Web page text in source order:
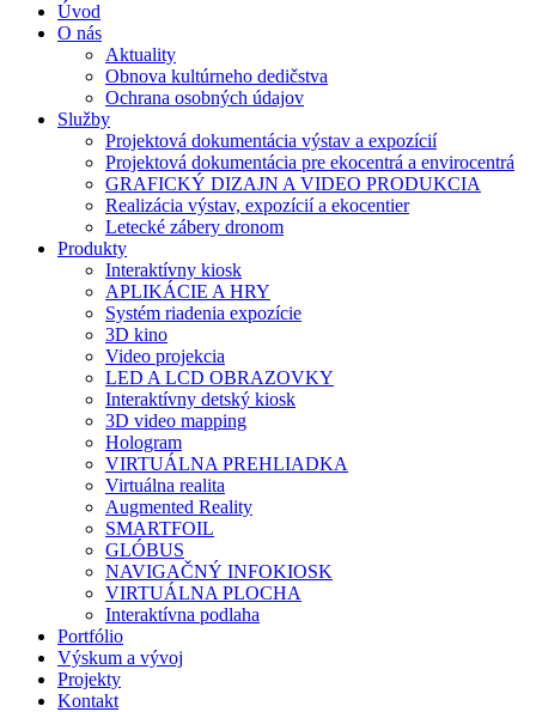
Úvod
O nás
Aktuality
Obnova kultúrneho dedičstva
Ochrana osobných údajov
Služby
Projektová dokumentácia výstav a expozícií
Projektová dokumentácia pre ekocentrá a envirocentrá
GRAFICKÝ DIZAJN A VIDEO PRODUKCIA
Realizácia výstav, expozícií a ekocentier
Letecké zábery dronom
Produkty
Interaktívny kiosk
APLIKÁCIE A HRY
Systém riadenia expozície
3D kino
Video projekcia
LED A LCD OBRAZOVKY
Interaktívny detský kiosk
3D video mapping
Hologram
VIRTUÁLNA PREHLIADKA
Virtuálna realita
Augmented Reality
SMARTFOIL
GLÓBUS
NAVIGAČNÝ INFOKIOSK
VIRTUÁLNA PLOCHA
Interaktívna podlaha
Portfólio
Výskum a vývoj
Projekty
Kontakt